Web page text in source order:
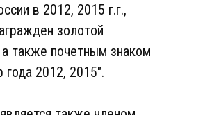
в 2012, 2015 г.г.,
золотой
также почетным знаком
года 2012, 2015".